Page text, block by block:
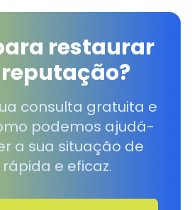
restaurar
consulta gratuita e
podemos ajudá-
a sua situação de
e eficaz.